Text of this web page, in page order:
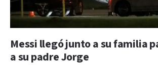
Messi llegó junto a su familia
a su padre Jorge